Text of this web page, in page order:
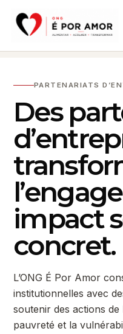
PARTENARIATS
Des
impact
concret.
L’ONG É Por Amor
institutionnelles avec
soutenir des actions
pauvreté et la